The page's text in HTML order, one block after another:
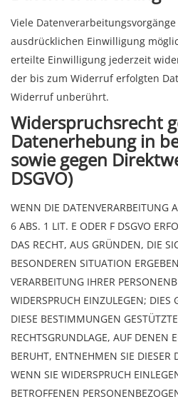
Viele
ausdrücklichen Einwilligung
erteilte Einwilligung jederzeit
der bis zum Widerruf erfolgten
Widerruf unberührt.
Widerspruchsrecht
Datenerhebung in
sowie gegen
DSGVO)
WENN DIE DATENVERARBEITUNG
6 ABS. 1 LIT. E ODER F DSGVO
DAS RECHT, AUS GRÜNDEN, DIE
BESONDEREN SITUATION
VERARBEITUNG IHRER
WIDERSPRUCH EINZULEGEN; DIES
DIESE BESTIMMUNGEN
RECHTSGRUNDLAGE, AUF DENEN
BERUHT, ENTNEHMEN SIE DIESER
WENN SIE WIDERSPRUCH
BETROFFENEN